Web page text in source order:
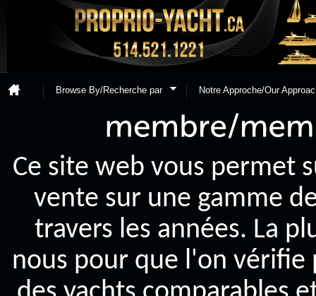
Browse By/Recherche par Notre Approche/Our
Ce site web vous permet
vente sur une gamme
travers les années. La
nous pour que l'on